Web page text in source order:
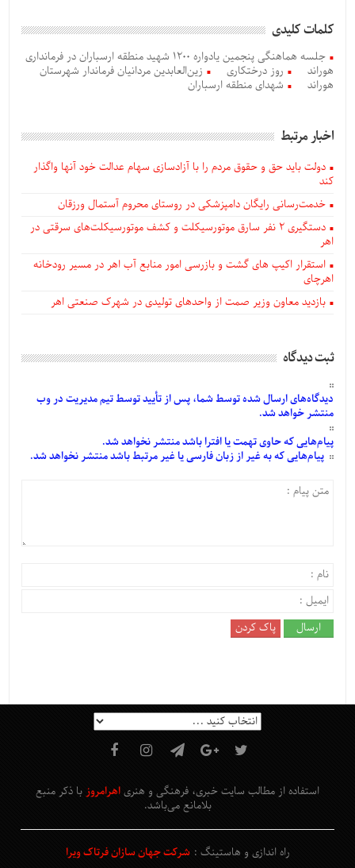
کلمات کلیدی
جلسه هماهنگی پنجمین یادواره 1200 شهید منطقه ارسباران در فرمانداری
هوراند
روز درختکاری
زین‌العابدین مردانیان فرماندار شهرستان
هوراند
شهدای منطقه ارسباران
اخبار مرتبط
دولت باید حق و حقوق مردم را با آزادسازی سهام عدالت خود آنها واگذار
کند
خدمت‌رسانی رایگان دامپزشکی در روستای محروم آستمال ورزقان
دستگيری ۲ نفر سارق موتورسیکلت و کشف موتورسیکلت‌های سرقتی در
اهر
استقرار اکیپ های گشت و بازرسی امور منابع آب اهر در مسیر رودخانه
اهرچای
بازدید معاون وزیر صمت از واحدهای تولیدی در شهرک صنعتی اهر
ثبت دیدگاه
دیدگاه‌هایارسالشدهتوسط شما، پس ازتأییدتوسط تیم مدیریت در وب
منتشر خواهد شد.
پیام‌هاییکه حاوی تهمت یا افترا باشد منتشر نخواهد شد.
پیام‌هاییکه به غیر از زبان فارسی یا غیر مرتبط باشد منتشر نخواهد شد.
استفاده از مطالب سایت خبری، فرهنگی و هنری اهرامروز با ذکر منبع
بلامانع می‌باشد.
راه اندازی و هاستینگ :شرکت جهان سازان فرتاک ویرا